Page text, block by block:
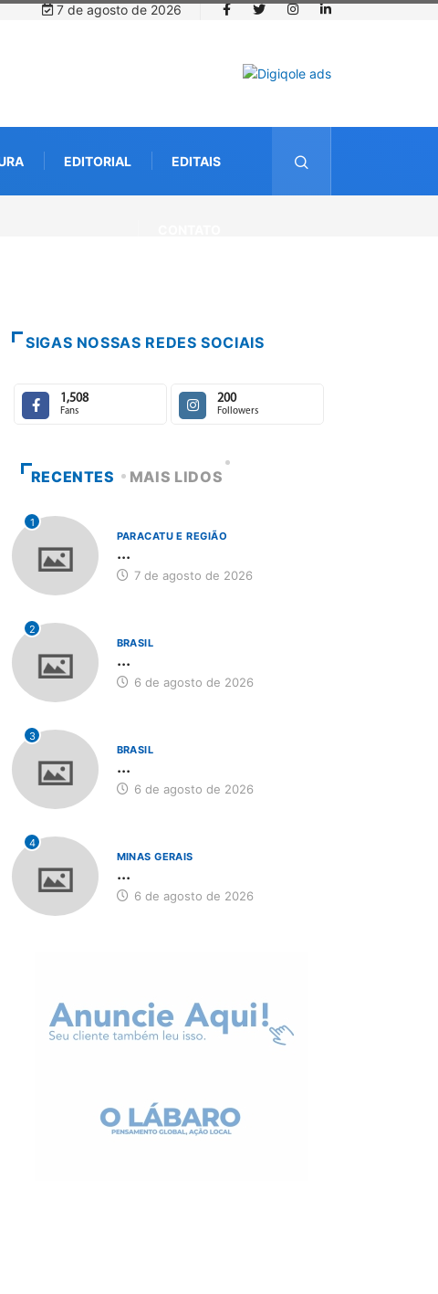
7 de agosto de 2026
EDITORIAL EDITAIS
SIGAS NOSSAS REDES SOCIAIS
1,508
Fans
200
Followers
RECENTES MAIS LIDOS
1
PARACATU E REGIÃO
...
7 de agosto de 2026
2
BRASIL
...
6 de agosto de 2026
3
BRASIL
...
6 de agosto de 2026
4
MINAS GERAIS
...
6 de agosto de 2026